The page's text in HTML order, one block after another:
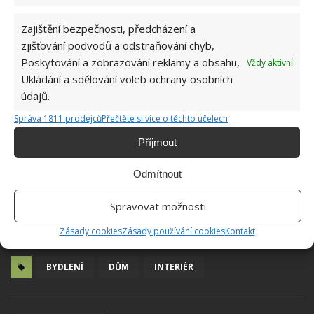
Zajištění bezpečnosti, předcházení a
zjišťování podvodů a odstraňování chyb,
Poskytování a zobrazování reklamy a obsahu,
Ukládání a sdělování voleb ochrany osobních
údajů.
Vždy aktivní
Správa 1811 prodejcůPřečtěte si více o těchto účelech
Příjmout
Odmítnout
Spravovat možnosti
Zásady cookiesZásady používání cookiesKontakt
BYDLENÍ DŮM INTERIÉR